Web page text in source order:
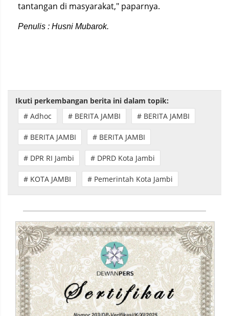
tantangan di masyarakat," paparnya.
Penulis : Husni Mubarok.
Ikuti perkembangan berita ini dalam topik:
# Adhoc
# BERITA JAMBI # BERITA JAMBI
# BERITA JAMBI # BERITA JAMBI
# DPR RI Jambi # DPRD Kota Jambi
# KOTA JAMBI # Pemerintah Kota Jambi